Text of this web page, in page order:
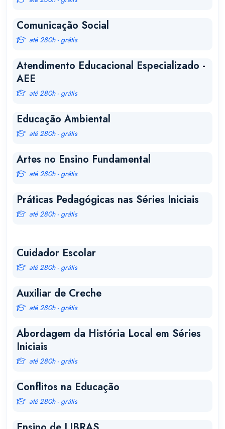
Comunicação Social
até 280h - grátis
Atendimento Educacional Especializado -
AEE
até 280h - grátis
Educação Ambiental
até 280h - grátis
Artes no Ensino Fundamental
até 280h - grátis
Práticas Pedagógicas nas Séries Iniciais
até 280h - grátis
Cuidador Escolar
até 280h - grátis
Auxiliar de Creche
até 280h - grátis
Abordagem da História Local em Séries
Iniciais
até 280h - grátis
Conflitos na Educação
até 280h - grátis